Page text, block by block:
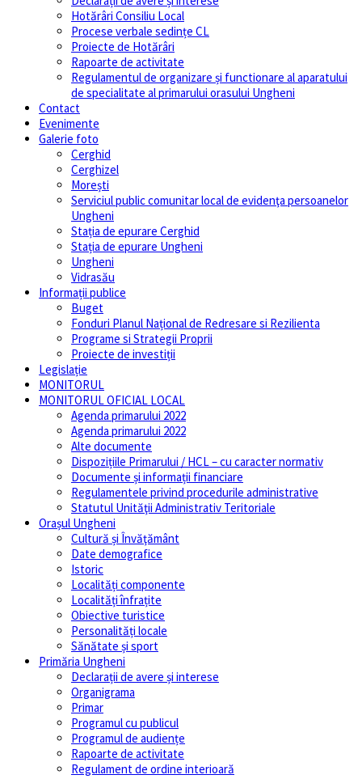
Hotărâri Consiliu Local
Procese verbale sedințe CL
Proiecte de Hotărâri
Rapoarte de activitate
Regulamentul de organizare și functionare al aparatului
de specialitate al primarului orasului Ungheni
Contact
Evenimente
Galerie foto
Cerghid
Cerghizel
Morești
Serviciul public comunitar local de evidenţa persoanelor
Ungheni
Stația de epurare Cerghid
Stația de epurare Ungheni
Ungheni
Vidrasău
Informații publice
Buget
Fonduri Planul Național de Redresare si Rezilienta
Programe si Strategii Proprii
Proiecte de investiții
Legislație
MONITORUL
MONITORUL OFICIAL LOCAL
Agenda primarului 2022
Agenda primarului 2022
Alte documente
Dispozițiile Primarului / HCL – cu caracter normativ
Documente și informații financiare
Regulamentele privind procedurile administrative
Statutul Unităţii Administrativ Teritoriale
Orașul Ungheni
Cultură și Învăţământ
Date demografice
Istoric
Localități componente
Localități înfrațite
Obiective turistice
Personalități locale
Sănătate și sport
Primăria Ungheni
Declarații de avere și interese
Organigrama
Primar
Programul cu publicul
Programul de audiențe
Rapoarte de activitate
Regulament de ordine interioară